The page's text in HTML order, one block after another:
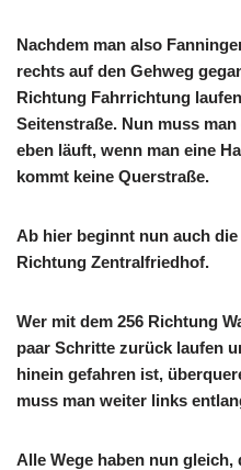
Nachdem man also
rechts auf den Gehweg
Richtung Fahrrichtung
Seitenstraße. Nun muss
eben läuft, wenn man eine
kommt keine Querstraße.
Ab hier beginnt nun auch
Richtung Zentralfriedhof.
Wer mit dem 256 Richtung
paar Schritte zurück laufen
hinein gefahren ist,
muss man weiter links
Alle Wege haben nun